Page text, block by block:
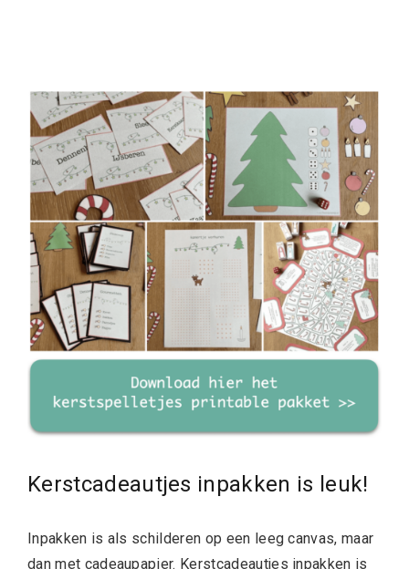
Kerstcadeautjes inpakken is leuk!
Inpakken is als schilderen op een leeg canvas, maar
dan met cadeaupapier. Kerstcadeautjes inpakken is